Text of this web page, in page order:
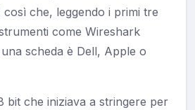
che, leggendo i primi tre
come Wireshark
scheda è Dell, Apple o
bit che iniziava a stringere per